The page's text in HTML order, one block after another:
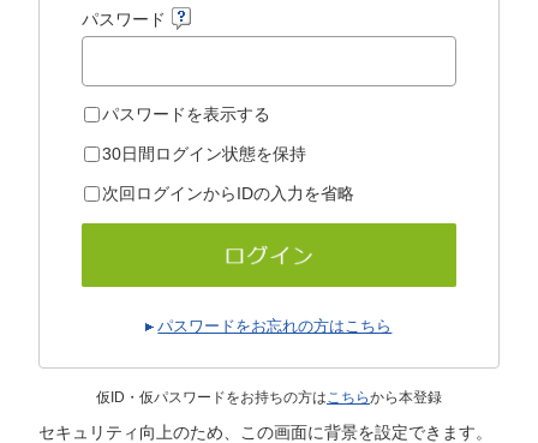
パスワード
パスワードを表示する
30日間ログイン状態を保持
次回ログインからIDの入力を省略
パスワードをお忘れの方はこちら
仮ID・仮パスワードをお持ちの方はこちらから本登録
セキュリティ向上のため、この画面に背景を設定できます。